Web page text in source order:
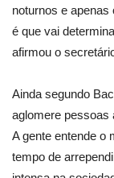
noturnos e
é que vai
afirmou o
Ainda segundo
aglomere pessoas
A gente entende o
tempo de